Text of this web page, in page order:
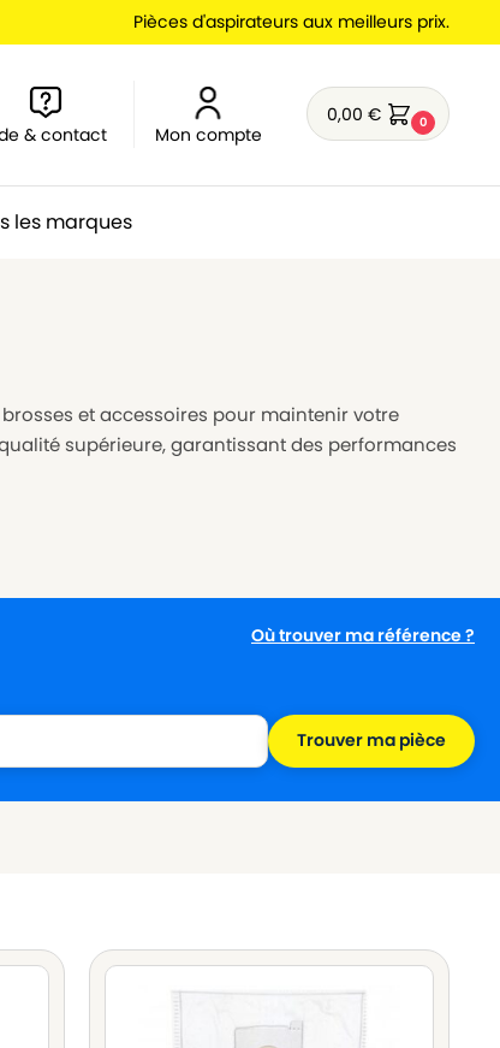
Pièces d'aspirateurs aux meilleurs prix.
& contact Mon compte
0,00€ 0
les marques
brosses et accessoires pour maintenir votre
supérieure, garantissant des performances
Où trouver ma référence ?
Trouver ma pièce